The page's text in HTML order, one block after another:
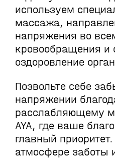
используем
массажа,
напряжения во
кровообращения и
оздоровление
Позвольте себе
напряжении
расслабляющему
AYA, где ваше
главный
атмосфере заботы